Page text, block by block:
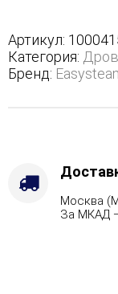
кожухе
с
боковым
подключением
Футеровка,
Варианты
Артикул:
Категория:
Бренд:
Москва
За МКАД